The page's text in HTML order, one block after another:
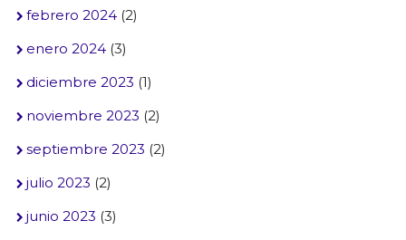
febrero 2024(2)
enero 2024(3)
diciembre 2023 (1)
noviembre 2023 (2)
septiembre 2023 (2)
julio 2023 (2)
junio 2023 (3)